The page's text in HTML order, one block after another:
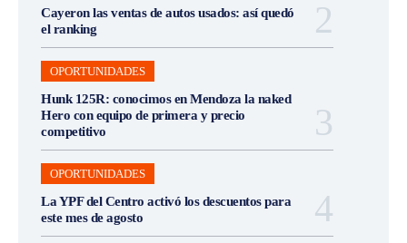
Cayeron las ventas de autos usados: así quedó
el ranking
OPORTUNIDADES
Hunk 125R: conocimos en Mendoza la naked
Hero con equipo de primera y precio
competitivo
OPORTUNIDADES
La YPF del Centro activó los descuentos para
este mes de agosto